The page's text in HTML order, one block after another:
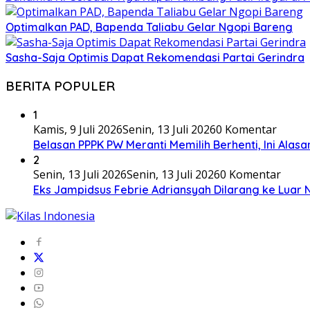
Optimalkan PAD, Bapenda Taliabu Gelar Ngopi Bareng
Sasha-Saja Optimis Dapat Rekomendasi Partai Gerindra
BERITA POPULER
1
Kamis, 9 Juli 2026Senin, 13 Juli 20260 Komentar
Belasan PPPK PW Meranti Memilih Berhenti, Ini
2
Senin, 13 Juli 2026Senin, 13 Juli 20260 Komentar
Eks Jampidsus Febrie Adriansyah Dilarang ke Luar